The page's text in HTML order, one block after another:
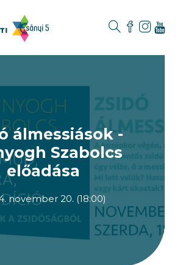
álmessiások -
Szabolcs
előadása
november 20. (18:00)